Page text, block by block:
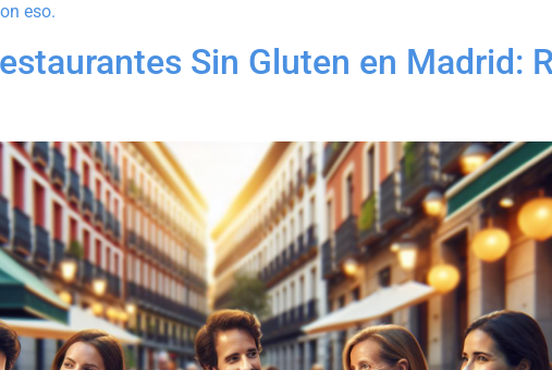
eso.
Sin Gluten en Madrid: